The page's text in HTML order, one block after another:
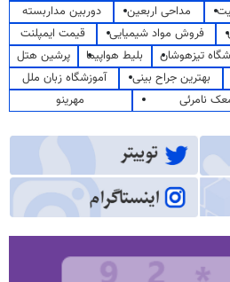
مداحی اربعین
دوربین مداربسته
فروش مواد شیمیایی
قیمت ایمپلنت
تیزهوشان بلیط هواپیما
پرشین هتل
بهترین جراح بینی
آموزشگاه زبان ملل
نامرئی
مهرینو